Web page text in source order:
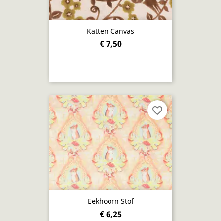
Katten Canvas
€ 7,50
Eekhoorn Stof
€ 6,25
favorite_border